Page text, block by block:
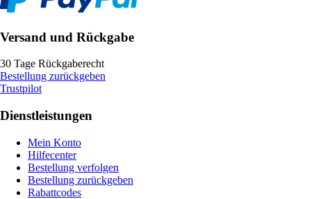
Versand und Rückgabe
30 Tage Rückgaberecht
Bestellung zurückgeben
Trustpilot
Dienstleistungen
Mein Konto
Hilfecenter
Bestellung verfolgen
Bestellung zurückgeben
Rabattcodes